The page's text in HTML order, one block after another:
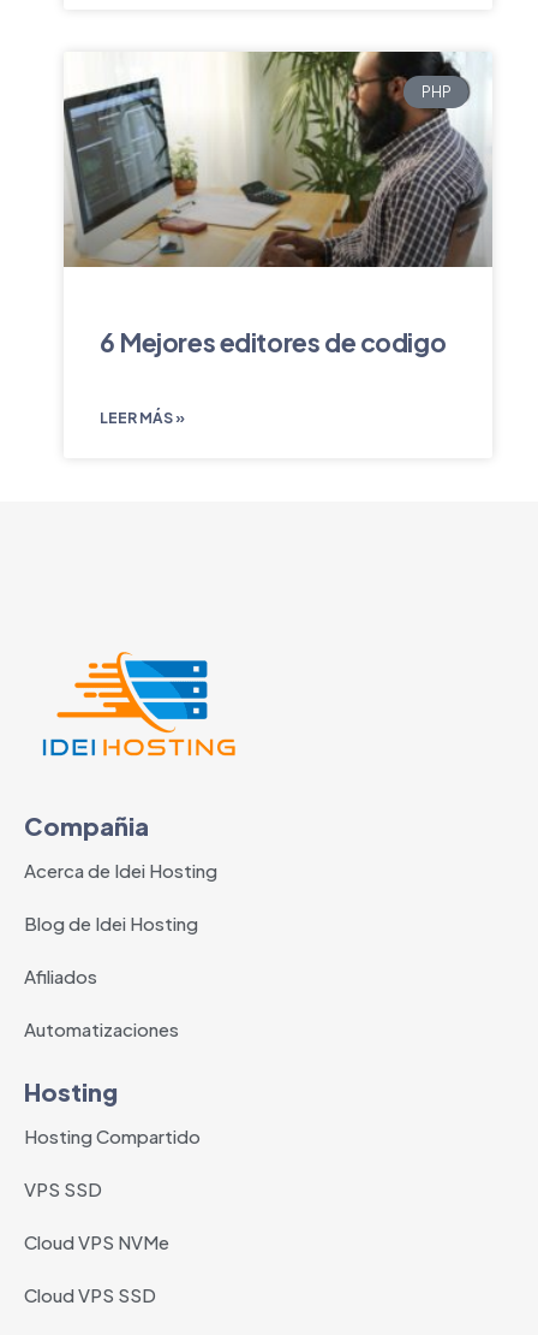
PHP
6 Mejores editores de codigo
LEER MÁS »
Compañia
Acerca de Idei Hosting
Blog de Idei Hosting
Afiliados
Automatizaciones
Hosting
Hosting Compartido
VPS SSD
Cloud VPS NVMe
Cloud VPS SSD